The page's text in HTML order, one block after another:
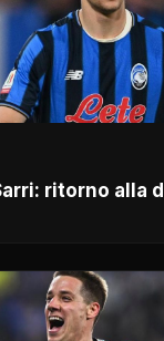
ritorno alla